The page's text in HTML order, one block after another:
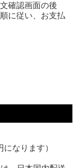
確認画面の後
に従い、お支払
なります）